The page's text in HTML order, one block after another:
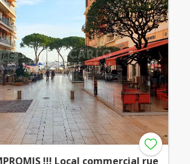
!!! Local commercial rue